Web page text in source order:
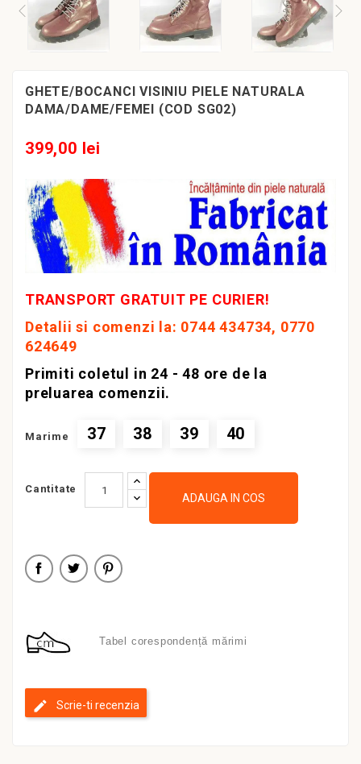
GHETE/BOCANCI VISINIU PIELE NATURALA
DAMA/DAME/FEMEI (COD SG02)
399,00 lei
TRANSPORT GRATUIT PE CURIER!
Detalii si comenzi la: 0744 434734, 0770
624649
Primiti coletul in 24 - 48 ore de la
preluarea comenzii.
Marime 37 38 39 40
Cantitate
ADAUGA IN COS
Tabel corespondență mărimi
Scrie-ti recenzia